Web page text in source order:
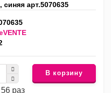
арт.5070635
раз
В корзину